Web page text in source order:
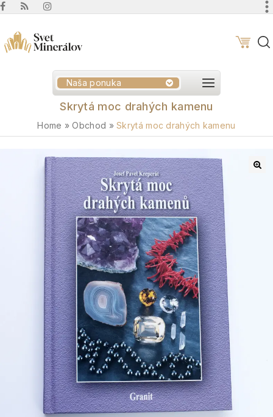
Naša ponuka
Skrytá moc drahých kamenu
Home »Obchod »Skrytá moc drahých kamenu